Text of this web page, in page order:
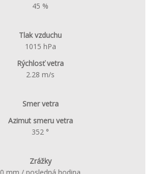
45 %
Tlak vzduchu
1015 hPa
Rýchlosť vetra
2.28 m/s
Smer vetra
Azimut smeru vetra
352 °
Zrážky